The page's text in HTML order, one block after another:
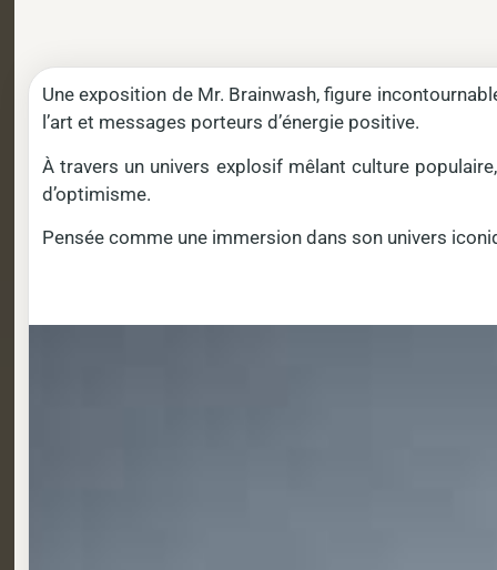
Une exposition de Mr. Brainwash, figure
l’art et messages porteurs d’énergie positive.
À travers un univers explosif mêlant culture
d’optimisme.
Pensée comme une immersion dans son univers